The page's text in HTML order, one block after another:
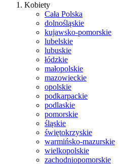
Kobiety
Cała Polska
dolnośląskie
kujawsko-pomorskie
lubelskie
lubuskie
łódzkie
małopolskie
mazowieckie
opolskie
podkarpackie
podlaskie
pomorskie
śląskie
świętokrzyskie
warmińsko-mazurskie
wielkopolskie
zachodniopomorskie